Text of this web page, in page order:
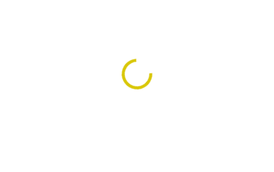
Meškanie je moje kardio